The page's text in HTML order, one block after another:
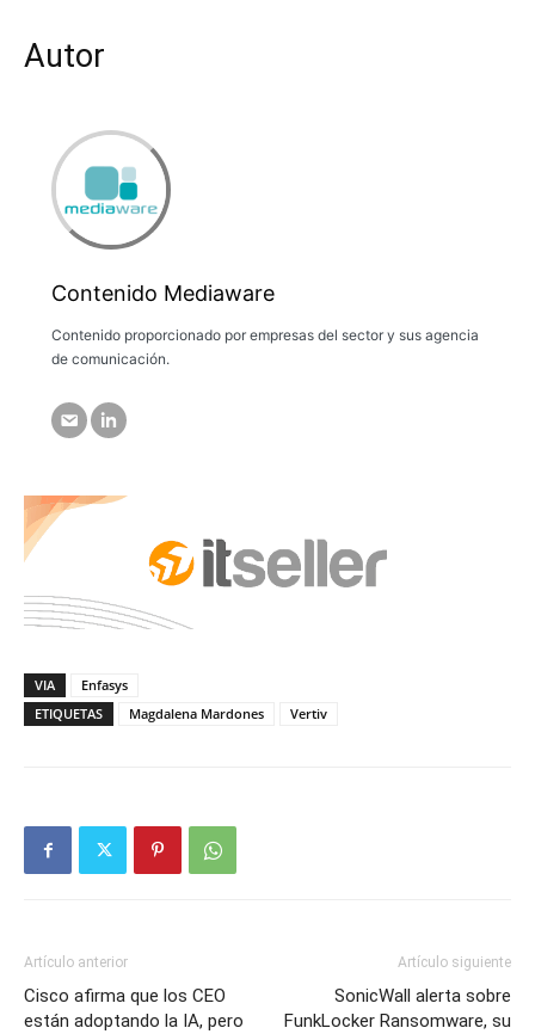
Autor
Contenido Mediaware
Contenido proporcionado por empresas del sector y sus agencia
de comunicación.
VIA
Enfasys
ETIQUETAS
Magdalena Mardones Vertiv
Artículo anterior
Cisco afirma que los CEO
están adoptando la IA, pero
Artículo siguiente
SonicWall alerta sobre
FunkLocker Ransomware, su